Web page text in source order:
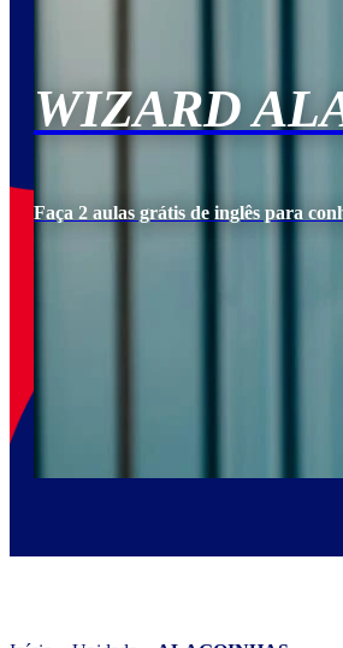
WIZARD
Faça 2 aulas grátis de inglês para